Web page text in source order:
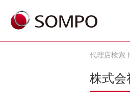
代理店検索
株式会